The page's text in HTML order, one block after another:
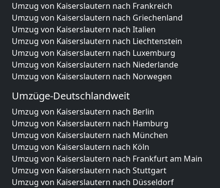
Umzug von Kaiserslautern nach Frankreich
Umzug von Kaiserslautern nach Griechenland
Umzug von Kaiserslautern nach Italien
Umzug von Kaiserslautern nach Liechtenstein
Umzug von Kaiserslautern nach Luxemburg
Umzug von Kaiserslautern nach Niederlande
Umzug von Kaiserslautern nach Norwegen
Umzüge-Deutschlandweit
Umzug von Kaiserslautern nach Berlin
Umzug von Kaiserslautern nach Hamburg
Umzug von Kaiserslautern nach München
Umzug von Kaiserslautern nach Köln
Umzug von Kaiserslautern nach Frankfurt am Main
Umzug von Kaiserslautern nach Stuttgart
Umzug von Kaiserslautern nach Düsseldorf